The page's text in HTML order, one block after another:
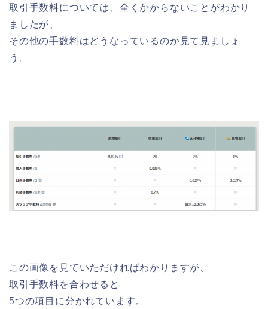
取引手数料については、全くかからないことがわかり
ましたが、
その他の手数料はどうなっているのか見て見ましょ
う。
この画像を見ていただければわかりますが、
取引手数料を合わせると
5つの項目に分かれています。